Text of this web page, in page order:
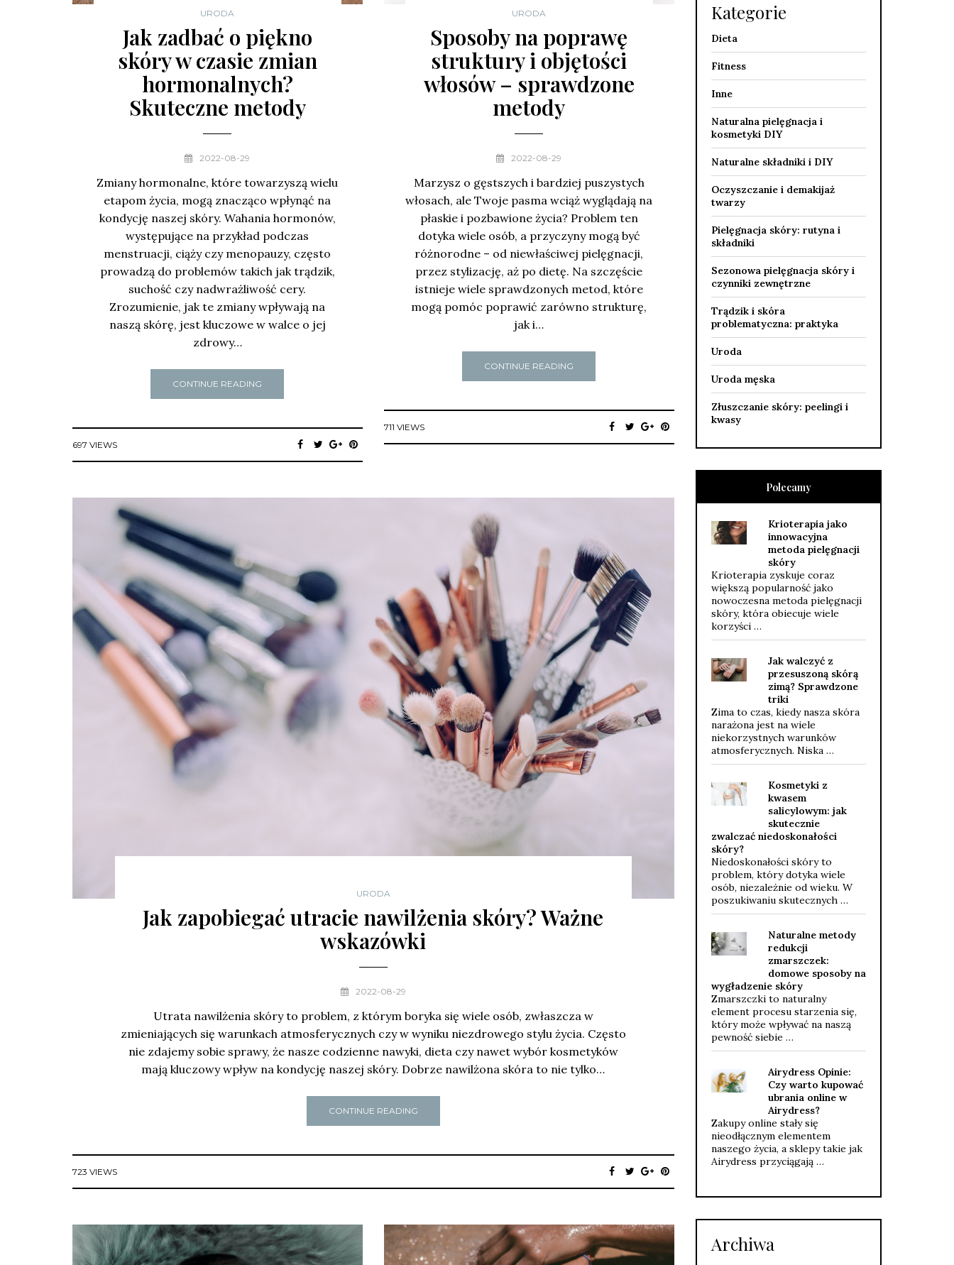
URODA
Jak zadbać o piękno
skóry w czasie zmian
hormonalnych?
Skuteczne metody
2022-08-29
Zmiany hormonalne, które towarzyszą wielu
etapom życia, mogą znacząco wpłynąć na
kondycję naszej skóry. Wahania hormonów,
występujące na przykład podczas
menstruacji, ciąży czy menopauzy, często
prowadzą do problemów takich jak trądzik,
suchość czy nadwrażliwość cery.
Zrozumienie, jak te zmiany wpływają na
naszą skórę, jest kluczowe w walce o jej
zdrowy…
CONTINUE READING
697 VIEWS
URODA
Sposoby na poprawę
struktury i objętości
włosów – sprawdzone
metody
2022-08-29
Marzysz o gęstszych i bardziej puszystych
włosach, ale Twoje pasma wciąż wyglądają na
płaskie i pozbawione życia? Problem ten
dotyka wiele osób, a przyczyny mogą być
różnorodne – od niewłaściwej pielęgnacji,
przez stylizację, aż po dietę. Na szczęście
istnieje wiele sprawdzonych metod, które
mogą pomóc poprawić zarówno strukturę,
jak i…
CONTINUE READING
711 VIEWS
URODA
Jak zapobiegać utracie nawilżenia skóry? Ważne
wskazówki
2022-08-29
Utrata nawilżenia skóry to problem, z którym boryka się wiele osób, zwłaszcza w
zmieniających się warunkach atmosferycznych czy w wyniku niezdrowego stylu życia. Często
nie zdajemy sobie sprawy, że nasze codzienne nawyki, dieta czy nawet wybór kosmetyków
mają kluczowy wpływ na kondycję naszej skóry. Dobrze nawilżona skóra to nie tylko…
CONTINUE READING
723 VIEWS
Kategorie
Dieta
Fitness
Inne
Naturalna pielęgnacja i
kosmetyki DIY
Naturalne składniki i DIY
Oczyszczanie i demakijaż
twarzy
Pielęgnacja skóry: rutyna i
składniki
Sezonowa pielęgnacja skóry i
czynniki zewnętrzne
Trądzik i skóra
problematyczna: praktyka
Uroda
Uroda męska
Złuszczanie skóry: peelingi i
kwasy
Polecamy
Krioterapia jako
innowacyjna
metoda pielęgnacji
skóry
Krioterapia zyskuje coraz
większą popularność jako
nowoczesna metoda pielęgnacji
skóry, która obiecuje wiele
korzyści …
Jak walczyć z
przesuszoną skórą
zimą? Sprawdzone
triki
Zima to czas, kiedy nasza skóra
narażona jest na wiele
niekorzystnych warunków
atmosferycznych. Niska …
Kosmetyki z
kwasem
salicylowym: jak
skutecznie
zwalczać niedoskonałości
skóry?
Niedoskonałości skóry to
problem, który dotyka wiele
osób, niezależnie od wieku. W
poszukiwaniu skutecznych …
Naturalne metody
redukcji
zmarszczek:
domowe sposoby na
wygładzenie skóry
Zmarszczki to naturalny
element procesu starzenia się,
który może wpływać na naszą
pewność siebie …
Airydress Opinie:
Czy warto kupować
ubrania online w
Airydress?
Zakupy online stały się
nieodłącznym elementem
naszego życia, a sklepy takie jak
Airydress przyciągają …
Archiwa